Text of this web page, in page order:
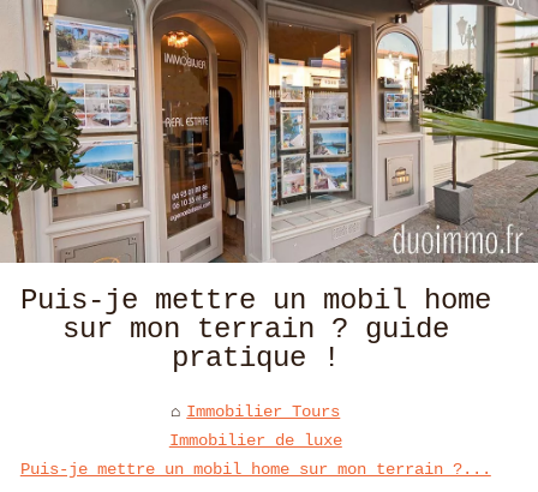
Puis-je mettre un mobil home
sur mon terrain ? guide
pratique !
Immobilier Tours
Immobilier de luxe
Puis-je mettre un mobil home sur mon terrain ?...